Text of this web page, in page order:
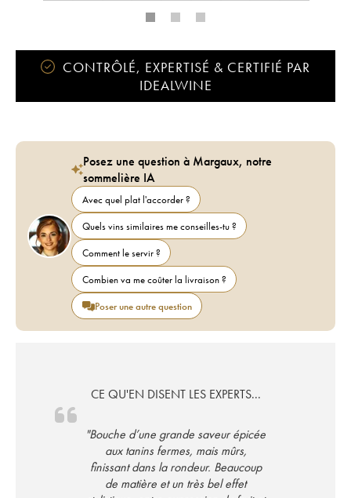
CONTRÔLÉ, EXPERTISÉ & CERTIFIÉ PAR
IDEALWINE
Posez une question à Margaux, notre
sommelière IA
Avec quel plat l'accorder ?
Quels vins similaires me conseilles-tu ?
Comment le servir ?
Combien va me coûter la livraison ?
Poser une autre question
CE QU'EN DISENT LES EXPERTS...
"Bouche d’une grande saveur épicée
aux tanins fermes, mais mûrs,
finissant dans la rondeur. Beaucoup
de matière et un très bel effet